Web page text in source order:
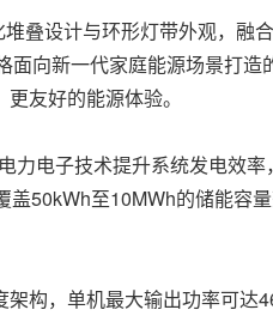
叠设计与环形灯带外观，融
向新一代家庭能源场景打
友好的能源体验。
电子技术提升系统发电效
50kWh至10MWh的储能容
构，单机最大输出功率可达